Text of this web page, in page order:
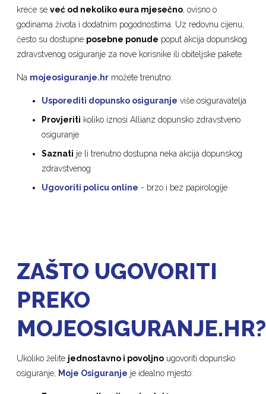
kreće seveć od nekoliko eura mjesečno, ovisno o
godinama života i dodatnim pogodnostima. Uz redovnu cijenu,
često su dostupne posebne ponude poput akcija dopunskog
zdravstvenog osiguranje za nove korisnike ili obiteljske pakete.
Na mojeosiguranje.hr možete trenutno:
Usporediti dopunsko osiguranje više osiguravatelja
Provjeriti koliko iznosi Allianz dopunsko zdravstveno
osiguranje
Saznati je li trenutno dostupna neka akcija dopunskog
zdravstvenog
Ugovoriti policu online - brzo i bez papirologije
ZAŠTO UGOVORITI
PREKO
MOJEOSIGURANJE.HR?
Ukoliko želite jednostavno i povoljno ugovoriti dopunsko
osiguranje, Moje Osiguranje je idealno mjesto: